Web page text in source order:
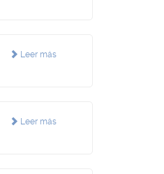
Leer más
Leer más